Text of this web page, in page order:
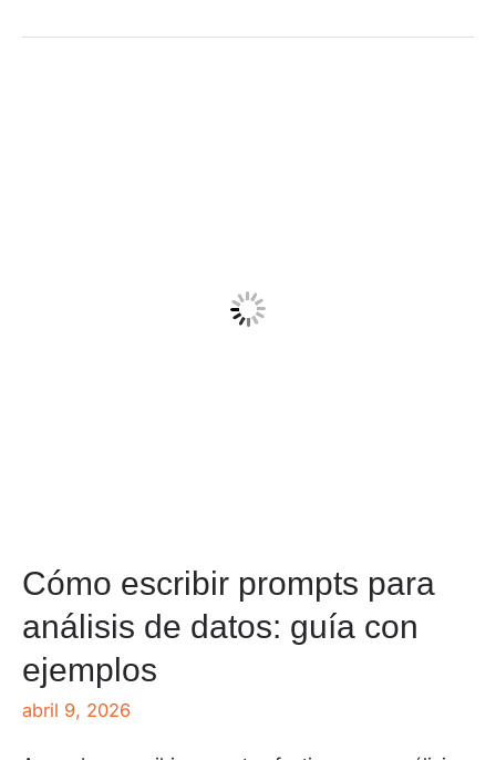
Cómo escribir prompts para
análisis de datos: guía con
ejemplos
abril 9, 2026